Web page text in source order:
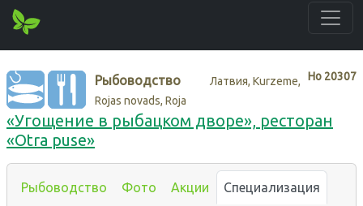
Нo 20307
Рыбоводство
Латвия, Kurzeme,
Rojas novads, Roja
«Угощение в рыбацком дворе», ресторан
«Otra puse»
Рыбоводство Фото Акции Специализация